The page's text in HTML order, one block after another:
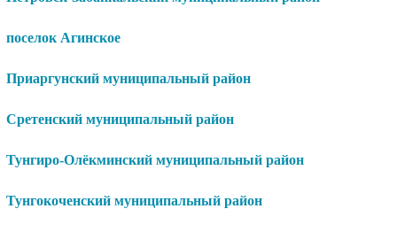
поселок Агинское
Приаргунский муниципальный район
Сретенский муниципальный район
Тунгиро-Олёкминский муниципальный район
Тунгокоченский муниципальный район